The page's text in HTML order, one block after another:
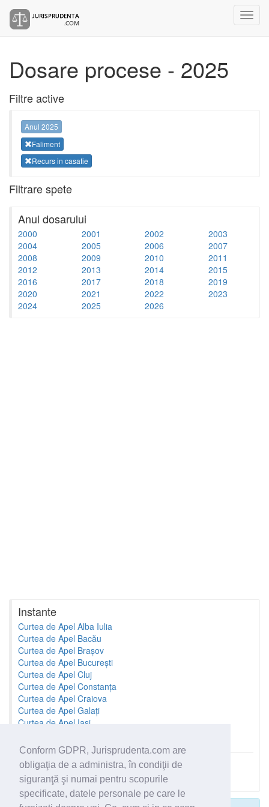
Conform GDPR, Jurisprudenta.com are
obligaţia de a administra, în condiţii de
siguranţă şi numai pentru scopurile
specificate, datele personale pe care le
Dosare procese - 2025
Filtre active
Anul 2025
Faliment
Recurs in casatie
Filtrare spete
Anul dosarului
2000 2001 2002
2003
2004
2005 2006
2007
2008
2009 2010
2011
2012
2013 2014
2015
2016
2017 2018
2019
2020
2021 2022
2023
2024
2025 2026
Instante
Curtea de Apel Alba Iulia
Curtea de Apel Bacău
Curtea de Apel Brașov
Curtea de Apel București
Curtea de Apel Cluj
Curtea de Apel Constanța
Curtea de Apel Craiova
Curtea de Apel Galați
Curtea de Apel Iași
Toate instantele